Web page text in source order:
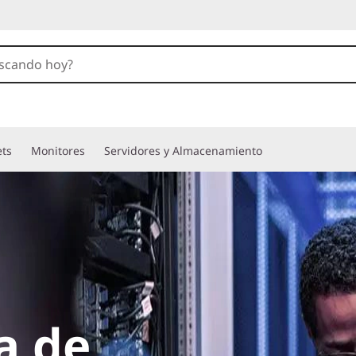
Monitores Servidores y Almacenamiento